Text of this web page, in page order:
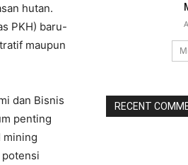
hutan.
PKH) baru-
maupun
dan Bisnis
penting
mining
potensi
RECENT